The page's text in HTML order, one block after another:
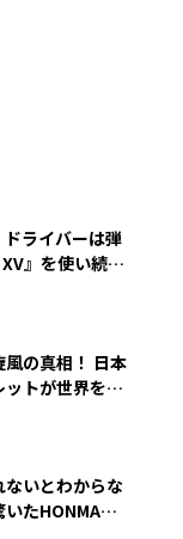
ドライバーは弾
』を使い続け
の真相！ 日本
トが世界を席
ないとわからな
たHONMA